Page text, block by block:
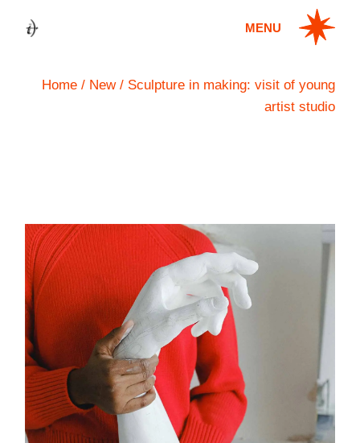
MENU
Home New
Sculpture in making: visit of young
artist studio